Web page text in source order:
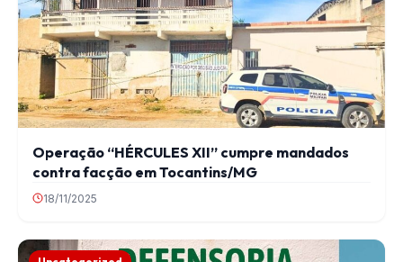
Operação “HÉRCULES XII” cumpre mandados
contra facção em Tocantins/MG
18/11/2025